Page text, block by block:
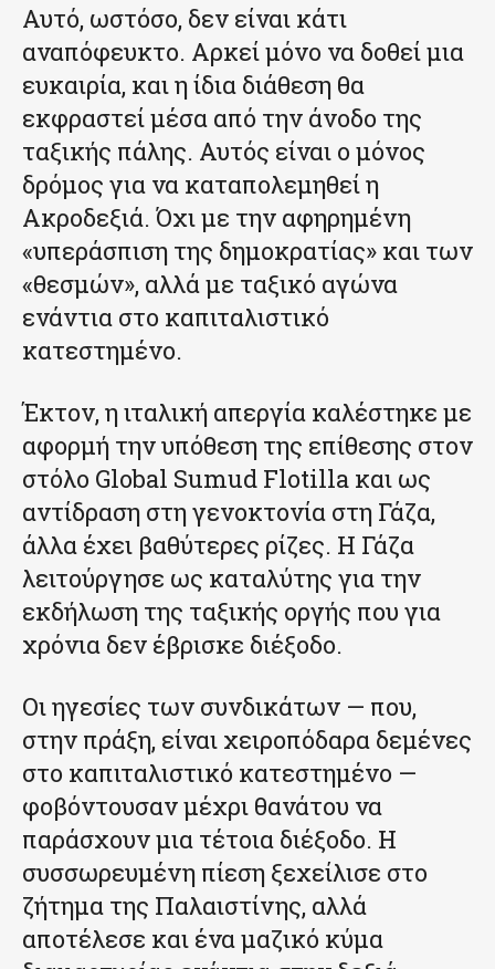
Αυτό, ωστόσο, δεν είναι κάτι
αναπόφευκτο. Αρκεί μόνο να δοθεί μια
ευκαιρία, και η ίδια διάθεση θα
εκφραστεί μέσα από την άνοδο της
ταξικής πάλης. Αυτός είναι ο μόνος
δρόμος για να καταπολεμηθεί η
Ακροδεξιά. Όχι με την αφηρημένη
«υπεράσπιση της δημοκρατίας» και των
«θεσμών», αλλά με ταξικό αγώνα
ενάντια στο καπιταλιστικό
κατεστημένο.
Έκτον, η ιταλική απεργία καλέστηκε με
αφορμή την υπόθεση της επίθεσης στον
στόλο Global Sumud Flotilla και ως
αντίδραση στη γενοκτονία στη Γάζα,
άλλα έχει βαθύτερες ρίζες. Η Γάζα
λειτούργησε ως καταλύτης για την
εκδήλωση της ταξικής οργής που για
χρόνια δεν έβρισκε διέξοδο.
Οι ηγεσίες των συνδικάτων — που,
στην πράξη, είναι χειροπόδαρα δεμένες
στο καπιταλιστικό κατεστημένο —
φοβόντουσαν μέχρι θανάτου να
παράσχουν μια τέτοια διέξοδο. Η
συσσωρευμένη πίεση ξεχείλισε στο
ζήτημα της Παλαιστίνης, αλλά
αποτέλεσε και ένα μαζικό κύμα